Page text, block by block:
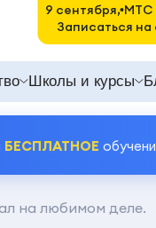
Школы и курсы
БЕСПЛАТНОЕ
на любимом деле.
9 сентября, MTC
Записаться на